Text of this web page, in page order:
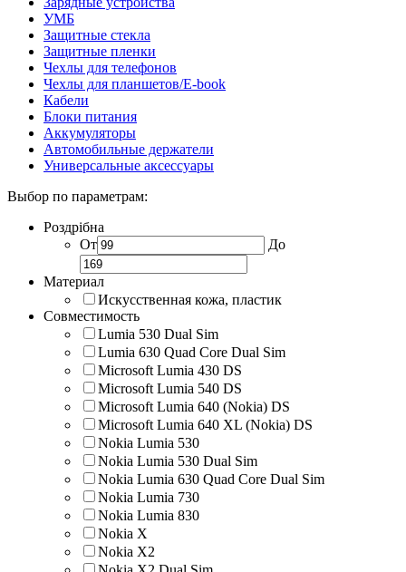
УМБ
Защитные стекла
Защитные пленки
Чехлы для телефонов
Чехлы для планшетов/E-book
Кабели
Блоки питания
Аккумуляторы
Автомобильные держатели
Универсальные аксессуары
Выбор по параметрам:
Роздрібна
От
До
Материал
Искусственная кожа, пластик
Совместимость
Lumia 530 Dual Sim
Lumia 630 Quad Core Dual Sim
Microsoft Lumia 430 DS
Microsoft Lumia 540 DS
Microsoft Lumia 640 (Nokia) DS
Microsoft Lumia 640 XL (Nokia) DS
Nokia Lumia 530
Nokia Lumia 530 Dual Sim
Nokia Lumia 630 Quad Core Dual Sim
Nokia Lumia 730
Nokia Lumia 830
Nokia X
Nokia X2